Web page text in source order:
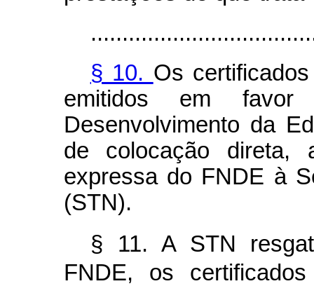
§ 10. Os
emitidos em
Desenvolvimento da
de colocação direta,
expressa do FNDE à
(STN).
§ 11. A STN
FNDE, os